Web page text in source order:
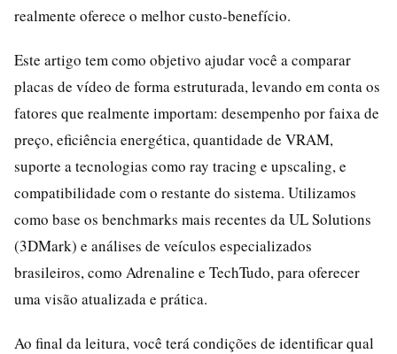
realmente oferece o melhor custo-benefício.
Este artigo tem como objetivo ajudar você a comparar
placas de vídeo de forma estruturada, levando em conta os
fatores que realmente importam: desempenho por faixa de
preço, eficiência energética, quantidade de VRAM,
suporte a tecnologias como ray tracing e upscaling, e
compatibilidade com o restante do sistema. Utilizamos
como base os benchmarks mais recentes da UL Solutions
(3DMark) e análises de veículos especializados
brasileiros, como Adrenaline e TechTudo, para oferecer
uma visão atualizada e prática.
Ao final da leitura, você terá condições de identificar qual